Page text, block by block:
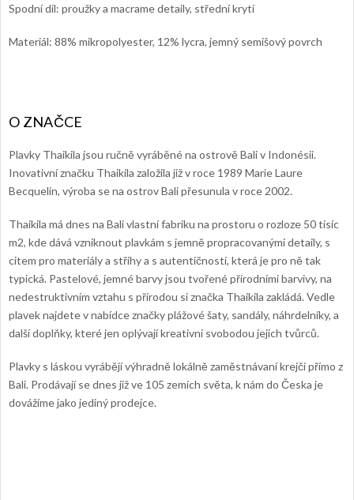
Spodní díl: proužky a macrame detaily, střední krytí
Materiál: 88% mikropolyester, 12% lycra, jemný semišový povrch
Plavky Thaikila jsou ručně vyráběné na ostrově Bali v Indonésii.
Inovativní značku Thaikila založila již v roce 1989 Marie Laure
Becquelin, výroba se na ostrov Bali přesunula v roce 2002.
Thaikila má dnes na Bali vlastní fabriku na prostoru o rozloze 50 tisíc
m2, kde dává vzniknout plavkám s jemně propracovanými detaily, s
citem pro materiály a střihy a s autentičností, která je pro ně tak
typická. Pastelové, jemné barvy jsou tvořené přírodními barvivy, na
nedestruktivním vztahu s přírodou si značka Thaikila zakládá. Vedle
plavek najdete v nabídce značky plážové šaty, sandály, náhrdelníky, a
další doplňky, které jen oplývají kreativní svobodou jejich tvůrců.
Plavky s láskou vyrábějí výhradně lokálně zaměstnávaní krejčí přímo z
Bali. Prodávají se dnes již ve 105 zemích světa, k nám do Česka je
dovážíme jako jediný prodejce.